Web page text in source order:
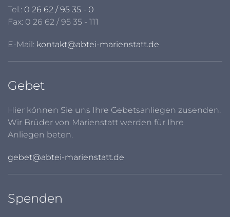
Tel.: 0 26 62 / 95 35 - 0
Fax: 0 26 62 / 95 35 - 111
E-Mail: kontakt@abtei-marienstatt.de
Gebet
Hier können Sie uns Ihre Gebetsanliegen zusenden.
Wir Brüder von Marienstatt werden für Ihre
Anliegen beten.
gebet@abtei-marienstatt.de
Spenden